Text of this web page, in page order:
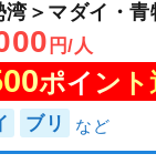
湾＞マダイ・
円/人
ポイント
ブリ